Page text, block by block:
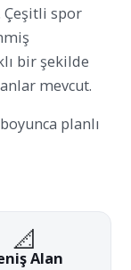
spor
bir şekilde
mevcut.
planlı
📐
Alan